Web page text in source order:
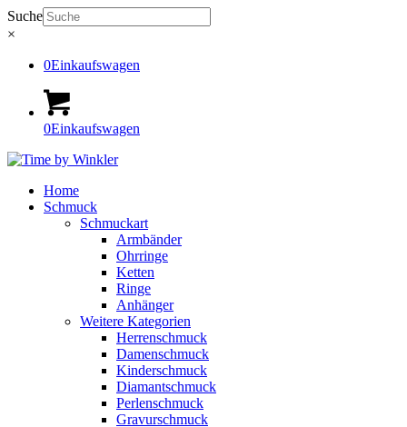
Suche
×
0Einkaufswagen
0Einkaufswagen
Home
Schmuck
Schmuckart
Armbänder
Ohrringe
Ketten
Ringe
Anhänger
Weitere Kategorien
Herrenschmuck
Damenschmuck
Kinderschmuck
Diamantschmuck
Perlenschmuck
Gravurschmuck